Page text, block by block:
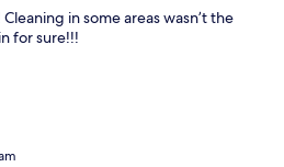
in some areas wasn’t the
for sure!!!